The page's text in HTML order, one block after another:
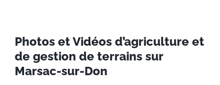
Photos et Vidéos d’agriculture et
de gestion de terrains sur
Marsac-sur-Don